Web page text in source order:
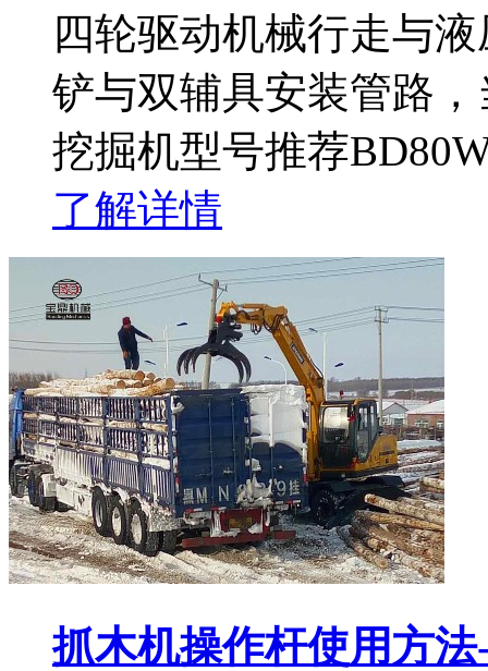
四轮驱动机械行走与
铲与双辅具安装管路
挖掘机型号推荐
了解详情
抓木机操作杆使用方